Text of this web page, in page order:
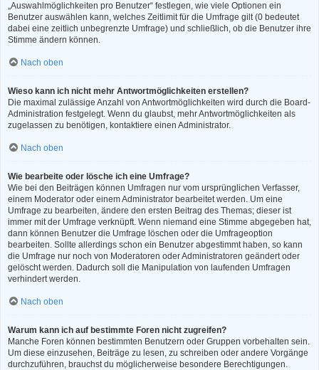
„Auswahlmöglichkeiten pro Benutzer“ festlegen, wie viele Optionen ein
Benutzer auswählen kann, welches Zeitlimit für die Umfrage gilt (0 bedeutet
dabei eine zeitlich unbegrenzte Umfrage) und schließlich, ob die Benutzer ihre
Stimme ändern können.
Nach oben
Wieso kann ich nicht mehr Antwortmöglichkeiten erstellen?
Die maximal zulässige Anzahl von Antwortmöglichkeiten wird durch die Board-
Administration festgelegt. Wenn du glaubst, mehr Antwortmöglichkeiten als
zugelassen zu benötigen, kontaktiere einen Administrator.
Nach oben
Wie bearbeite oder lösche ich eine Umfrage?
Wie bei den Beiträgen können Umfragen nur vom ursprünglichen Verfasser,
einem Moderator oder einem Administrator bearbeitet werden. Um eine
Umfrage zu bearbeiten, ändere den ersten Beitrag des Themas; dieser ist
immer mit der Umfrage verknüpft. Wenn niemand eine Stimme abgegeben hat,
dann können Benutzer die Umfrage löschen oder die Umfrageoption
bearbeiten. Sollte allerdings schon ein Benutzer abgestimmt haben, so kann
die Umfrage nur noch von Moderatoren oder Administratoren geändert oder
gelöscht werden. Dadurch soll die Manipulation von laufenden Umfragen
verhindert werden.
Nach oben
Warum kann ich auf bestimmte Foren nicht zugreifen?
Manche Foren können bestimmten Benutzern oder Gruppen vorbehalten sein.
Um diese einzusehen, Beiträge zu lesen, zu schreiben oder andere Vorgänge
durchzuführen, brauchst du möglicherweise besondere Berechtigungen.